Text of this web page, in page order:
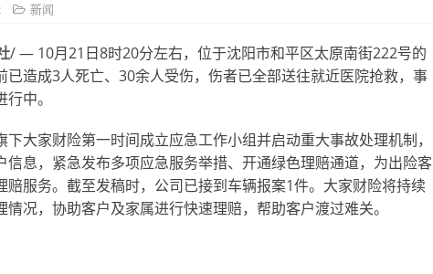
新闻
/ — 10月21日8时20分左右，位于沈阳市和平区太原南街222号的
已造成3人死亡、30余人受伤，伤者已全部送往就近医院抢救，事
中。
大家财险第一时间成立应急工作小组并启动重大事故处理机制，
信息，紧急发布多项应急服务举措、开通绿色理赔通道，为出险客
赔服务。截至发稿时，公司已接到车辆报案1件。大家财险将持续
况，协助客户及家属进行快速理赔，帮助客户渡过难关。